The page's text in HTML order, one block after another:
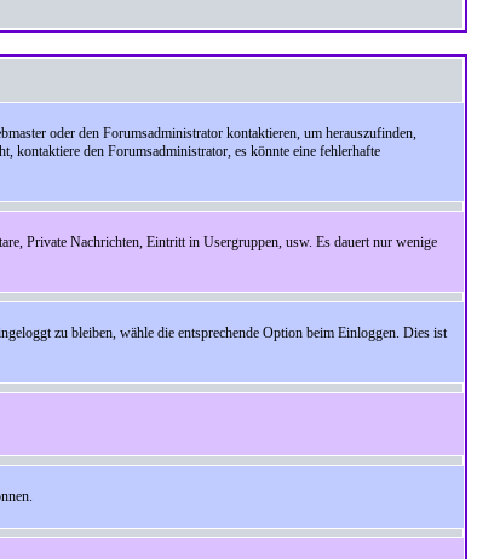
oder den Forumsadministrator kontaktieren, um herauszufinden,
kontaktiere den Forumsadministrator, es könnte eine fehlerhafte
Private Nachrichten, Eintritt in Usergruppen, usw. Es dauert nur wenige
zu bleiben, wähle die entsprechende Option beim Einloggen. Dies ist